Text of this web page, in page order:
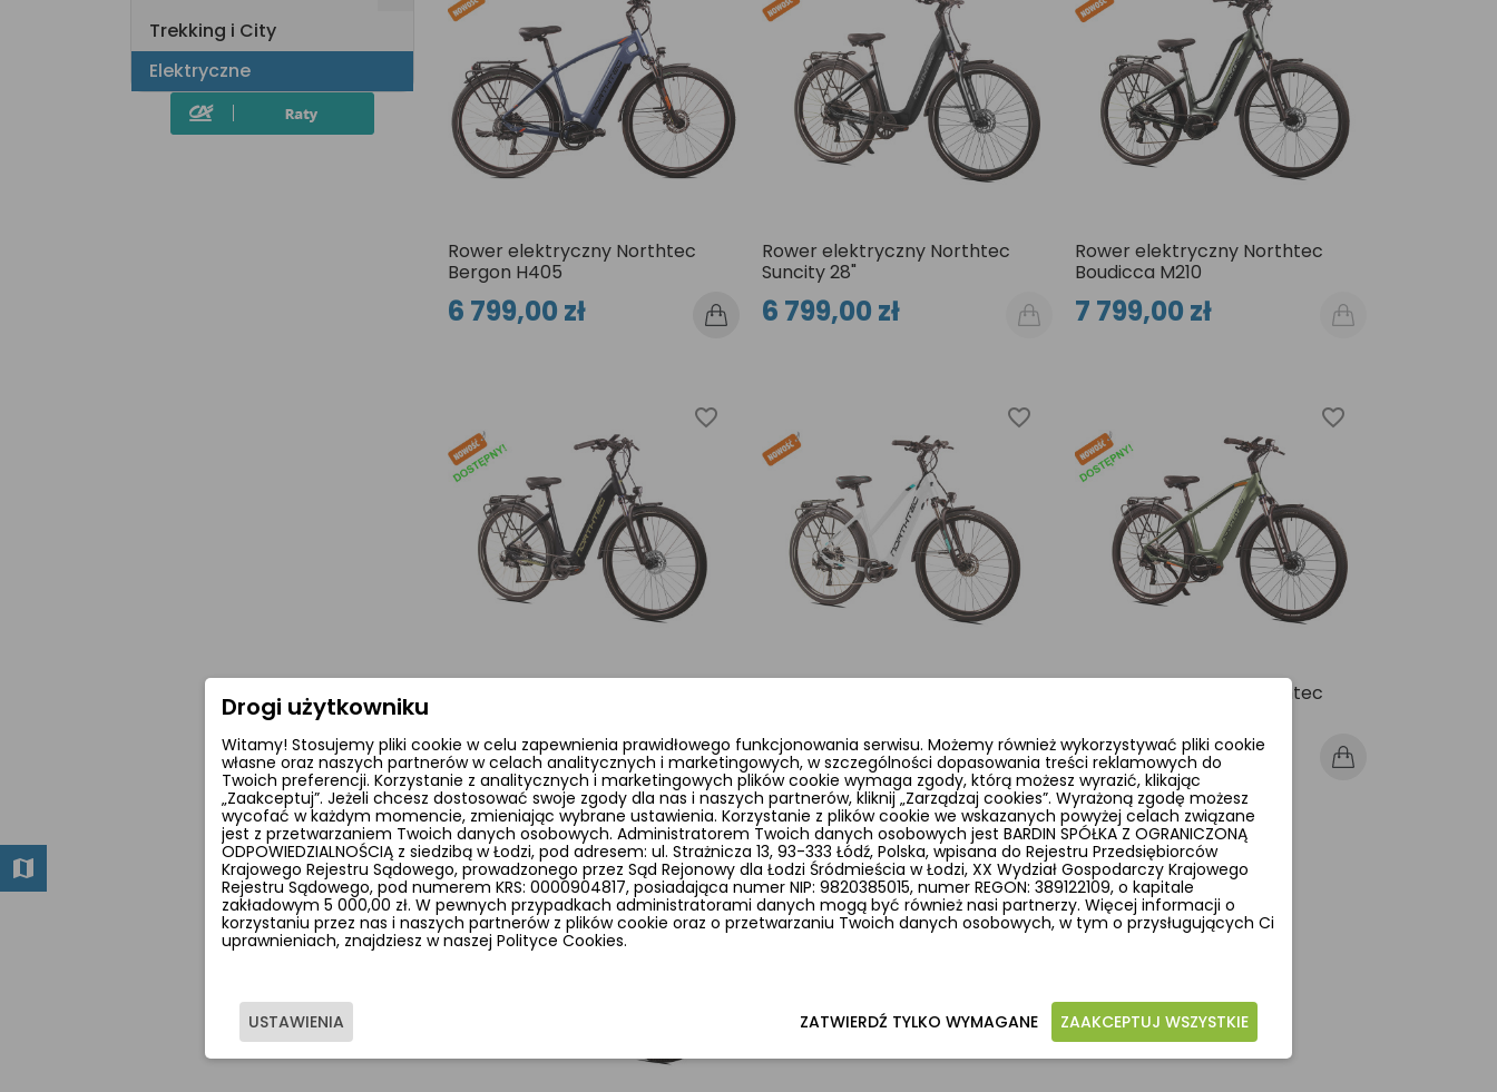
Trekking i City
Elektryczne
Rower elektryczny Northtec
Bergon H405
6 799,00 zł
Rower elektryczny Northtec
Suncity 28"
6 799,00 zł
Rower elektryczny Northtec
Boudicca M210
7 799,00 zł
favorite_border
8 799,00 zł
favorite_border
8 899,00 zł
favorite_border
Rower elektryczny Northtec
8 899,00 zł
favorite_border
Drogi użytkowniku
Witamy! Stosujemy pliki cookie w celu zapewnienia prawidłowego funkcjonowania serwisu. Możemy również wykorzystywać pliki cookie
własne oraz naszych partnerów w celach analitycznych i marketingowych, w szczególności dopasowania treści reklamowych do
Twoich preferencji. Korzystanie z analitycznych i marketingowych plików cookie wymaga zgody, którą możesz wyrazić, klikając
„Zaakceptuj”. Jeżeli chcesz dostosować swoje zgody dla nas i naszych partnerów, kliknij „Zarządzaj cookies”. Wyrażoną zgodę możesz
wycofać w każdym momencie, zmieniając wybrane ustawienia. Korzystanie z plików cookie we wskazanych powyżej celach związane
jest z przetwarzaniem Twoich danych osobowych. Administratorem Twoich danych osobowych jest BARDIN SPÓŁKA Z OGRANICZONĄ
ODPOWIEDZIALNOŚCIĄ z siedzibą w Łodzi, pod adresem: ul. Strażnicza 13, 93-333 Łódź, Polska, wpisana do Rejestru Przedsiębiorców
Krajowego Rejestru Sądowego, prowadzonego przez Sąd Rejonowy dla Łodzi Śródmieścia w Łodzi, XX Wydział Gospodarczy Krajowego
Rejestru Sądowego, pod numerem KRS: 0000904817, posiadająca numer NIP: 9820385015, numer REGON: 389122109, o kapitale
zakładowym 5 000,00 zł. W pewnych przypadkach administratorami danych mogą być również nasi partnerzy. Więcej informacji o
korzystaniu przez nas i naszych partnerów z plików cookie oraz o przetwarzaniu Twoich danych osobowych, w tym o przysługujących Ci
uprawnieniach, znajdziesz w naszej Polityce Cookies.
USTAWIENIA ZAAKCEPTUJ WSZYSTKIE
ZATWIERDŹ TYLKO WYMAGANE